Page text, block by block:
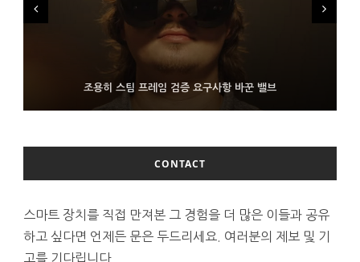
조용히 스팀 프레임 검증 요구사항 바꾼 밸브
9월 4일부터 서비스 접는 안드로이드 장치용 구글 어시스턴트
보인 삼성전자
CONTACT
스마트 장치를 직접 만져본 그 경험을 더 많은 이들과 공유
하고 싶다면 언제든 문은 두드리세요. 여러분의 제보 및 기
고를 기다립니다.